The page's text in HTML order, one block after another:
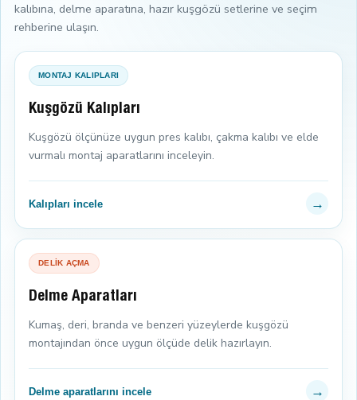
kalıbına, delme aparatına, hazır kuşgözü setlerine ve seçim
rehberine ulaşın.
MONTAJ KALIPLARI
Kuşgözü Kalıpları
Kuşgözü ölçünüze uygun pres kalıbı, çakma kalıbı ve elde
vurmalı montaj aparatlarını inceleyin.
Kalıpları incele →
DELİK AÇMA
Delme Aparatları
Kumaş, deri, branda ve benzeri yüzeylerde kuşgözü
montajından önce uygun ölçüde delik hazırlayın.
Delme aparatlarını incele →